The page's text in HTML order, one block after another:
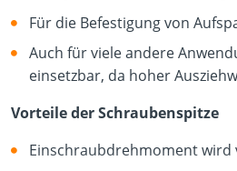
Für die Befestigung von
Auch für viele andere
einsetzbar, da hoher
Vorteile der Schraubenspitze
Einschraubdrehmoment